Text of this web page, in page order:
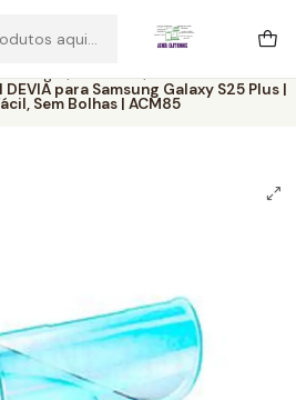
Películas
para Samsung Galaxy S25 Plus |
Sem Bolhas | ACM85